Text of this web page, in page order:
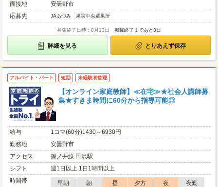
面接地
安曇野市
応募先
JAあづみ 果実中央選果所
募集終了日時：8月13日 掲載終了まであと3日
詳細を見る とりあえず保存
アルバイト・パート 短期 未経験者歓迎
【オンライン家庭教師】≪在宅≫★社会人講師募
集★すきま時間に60分から指導可能◎
給与
1コマ(60分)1430～6930円
勤務地
安曇野市
アクセス
篠ノ井線 田沢駅
シフト
週1日以上 1日1時間以上
時間帯
早朝 朝 昼 夕方 夜
夜勤